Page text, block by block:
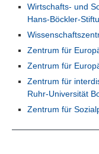
Wirtschafts- und
Hans-Böckler-
Zentrum für
Zentrum für
Zentrum für
Ruhr-Universität
Zentrum für